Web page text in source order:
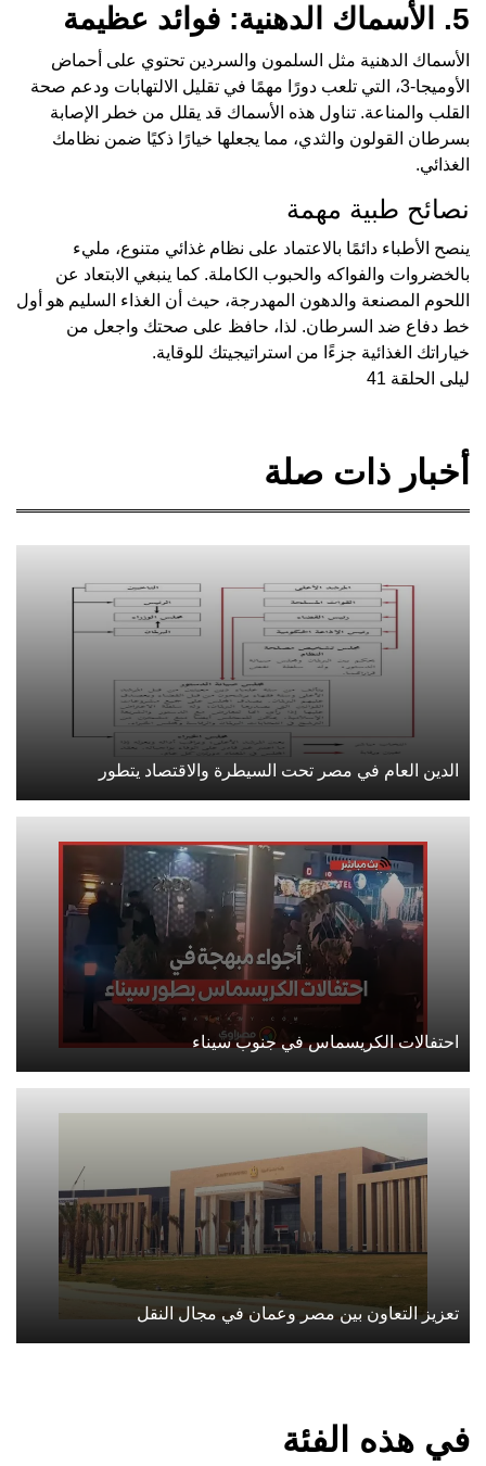
5. الأسماك الدهنية: فوائد عظيمة
الأسماك الدهنية مثل السلمون والسردين تحتوي على أحماض
الأوميجا-3، التي تلعب دورًا مهمًا في تقليل الالتهابات ودعم صحة
القلب والمناعة. تناول هذه الأسماك قد يقلل من خطر الإصابة
بسرطان القولون والثدي، مما يجعلها خيارًا ذكيًا ضمن نظامك
الغذائي.
نصائح طبية مهمة
ينصح الأطباء دائمًا بالاعتماد على نظام غذائي متنوع، مليء
بالخضروات والفواكه والحبوب الكاملة. كما ينبغي الابتعاد عن
اللحوم المصنعة والدهون المهدرجة، حيث أن الغذاء السليم هو أول
خط دفاع ضد السرطان. لذا، حافظ على صحتك واجعل من
خياراتك الغذائية جزءًا من استراتيجيتك للوقاية.
ليلى الحلقة 41
أخبار ذات صلة
الدين العام في مصر تحت السيطرة والاقتصاد يتطور
احتفالات الكريسماس في جنوب سيناء
تعزيز التعاون بين مصر وعمان في مجال النقل
في هذه الفئة